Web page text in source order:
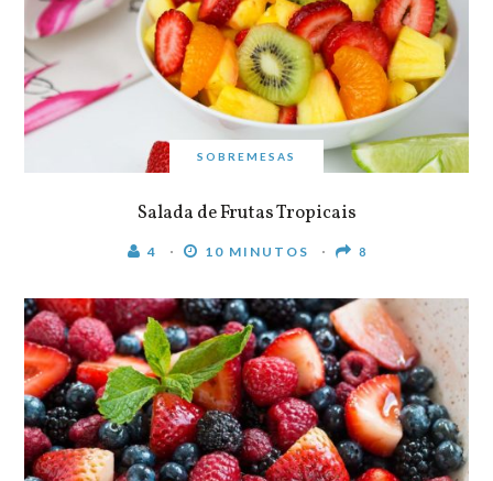
SOBREMESAS
Salada de Frutas Tropicais
4 10 MINUTOS 8